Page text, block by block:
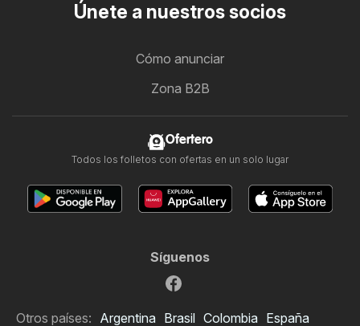
Únete a nuestros socios
Cómo anunciar
Zona B2B
Ofertero
Todos los folletos con ofertas en un solo lugar
Síguenos
Otros países: Argentina Brasil Colombia España